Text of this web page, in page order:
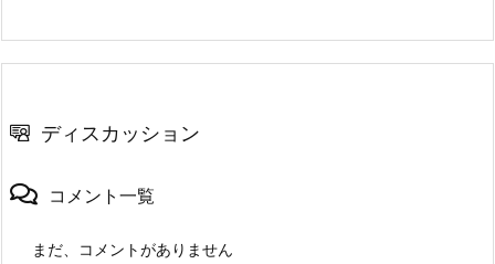
ディスカッション
コメント一覧
まだ、コメントがありません